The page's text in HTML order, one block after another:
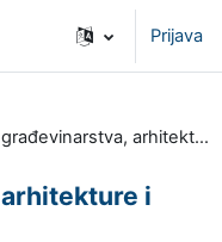
Prijava
Fakultet građevinarstva, arhitekture i geodezije
i